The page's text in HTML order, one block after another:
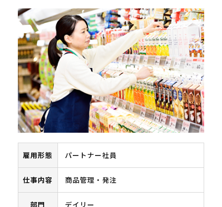
雇用形態 パートナー社員
仕事内容 商品管理・発注
部門 デイリー